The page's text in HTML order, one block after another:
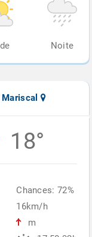
Noite
18°
Chances: 72%
16km/h
m